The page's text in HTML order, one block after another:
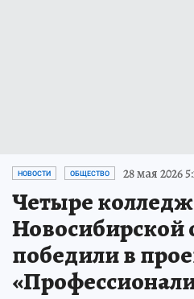
НОВОСТИ ОБЩЕСТВО 28 мая 2026
Четыре
Новосибирской
победили в